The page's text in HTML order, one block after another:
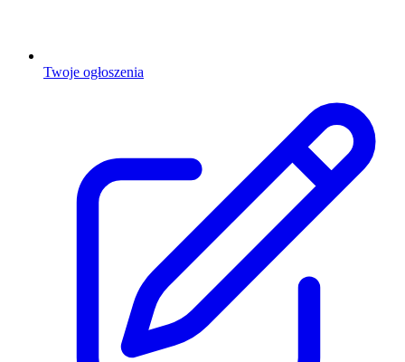
Twoje ogłoszenia